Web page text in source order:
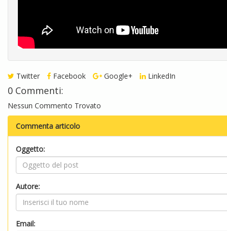
Twitter Facebook Google+ LinkedIn
0 Commenti:
Nessun Commento Trovato
Commenta articolo
Oggetto:
Autore:
Email: